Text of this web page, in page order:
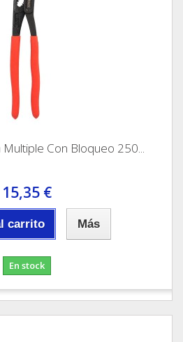
Con Bloqueo 250...
15,35 €
carrito Más
En stock